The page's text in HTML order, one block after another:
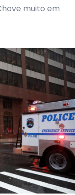
muito em